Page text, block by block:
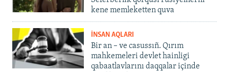
kene memleketten quva
İNSAN AQLARI
Bir an – ve casussıñ. Qırım
mahkemeleri devlet hainligi
qabaatlavlarını daqqalar içinde